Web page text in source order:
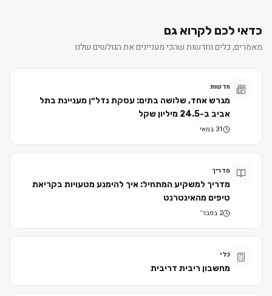
כדאי לכם לקרוא גם
מאמרים, כלים וחדשות שהכי מעניינים את הגולשים שלנו
חדשות
מגרש אחד, שלושה בתים: עסקת נדל״ן מעניינת בתל
אביב ב-24.5 מיליון שקל
31 במאי
מדריך
מדריך למשקיע המתחיל: איך להימנע מטעויות בקריאת
טיפים מהאינטרנט
2 בפבר׳
כלי
מחשבון ריבית דריבית